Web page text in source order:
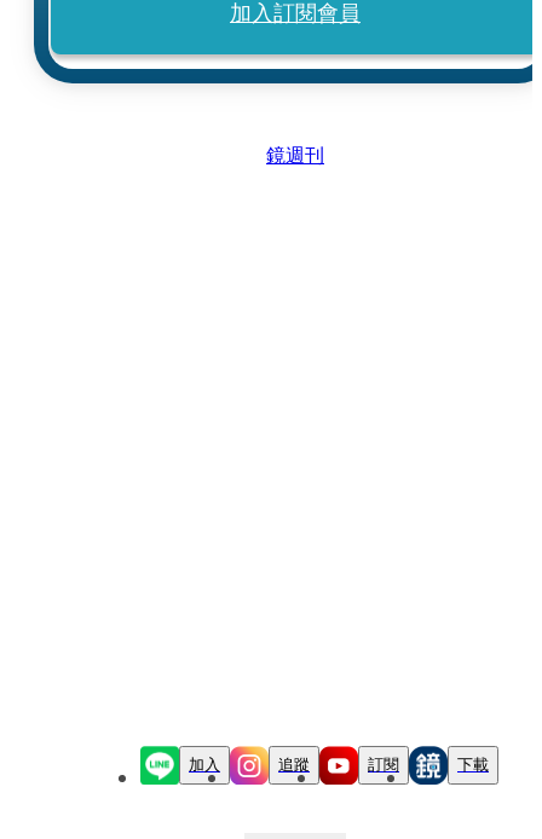
加入訂閱會員
鏡週刊
加入 追蹤 訂閱 下載